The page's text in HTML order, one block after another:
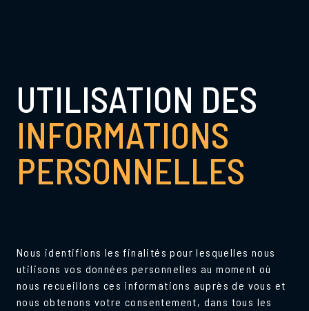
UTILISATION DES
INFORMATIONS
PERSONNELLES
Nous identifions les finalités pour lesquelles nous
utilisons vos données personnelles au moment où
nous recueillons ces informations auprès de vous et
nous obtenons votre consentement, dans tous les